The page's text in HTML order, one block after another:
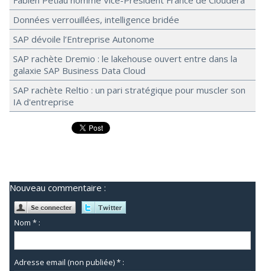
Données verrouillées, intelligence bridée
SAP dévoile l’Entreprise Autonome
SAP rachète Dremio : le lakehouse ouvert entre dans la
galaxie SAP Business Data Cloud
SAP rachète Reltio : un pari stratégique pour muscler son
IA d'entreprise
Nouveau commentaire :
Nom * :
Adresse email (non publiée) * :